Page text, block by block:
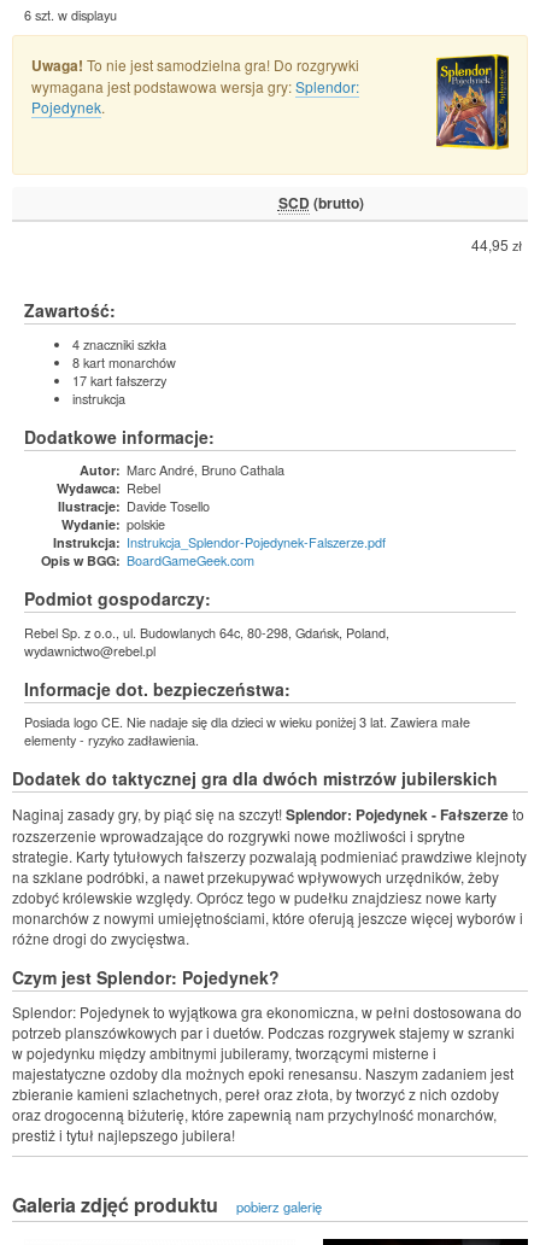
6 szt. w displayu
Uwaga! To nie jest samodzielna gra! Do rozgrywki
wymagana jest podstawowa wersja gry:Splendor:
Pojedynek.
SCD (brutto)
44,95 zł
Zawartość:
4 znaczniki szkła
8 kart monarchów
17 kart fałszerzy
instrukcja
Dodatkowe informacje:
Autor: Marc André, Bruno Cathala
Wydawca: Rebel
Ilustracje: Davide Tosello
Wydanie: polskie
Instrukcja: Instrukcja_Splendor-Pojedynek-Falszerze.pdf
Opis w BGG: BoardGameGeek.com
Podmiot gospodarczy:
Rebel Sp. z o.o., ul. Budowlanych 64c, 80-298, Gdańsk, Poland,
wydawnictwo@rebel.pl
Informacje dot. bezpieczeństwa:
Posiada logo CE. Nie nadaje się dla dzieci w wieku poniżej 3 lat. Zawiera małe
elementy - ryzyko zadławienia.
Dodatek do taktycznej gra dla dwóch mistrzów jubilerskich
Naginaj zasady gry, by piąć się na szczyt!Splendor: Pojedynek - Fałszerzeto
rozszerzenie wprowadzające do rozgrywki nowe możliwości i sprytne
strategie. Karty tytułowych fałszerzy pozwalają podmieniać prawdziwe klejnoty
na szklane podróbki, a nawet przekupywać wpływowych urzędników, żeby
zdobyć królewskie względy. Oprócz tego w pudełku znajdziesz nowe karty
monarchów z nowymi umiejętnościami, które oferują jeszcze więcej wyborów i
różne drogi do zwycięstwa.
Czym jest Splendor: Pojedynek?
Splendor: Pojedynek to wyjątkowa gra ekonomiczna, w pełni dostosowana do
potrzeb planszówkowych par i duetów. Podczas rozgrywek stajemy w szranki
w pojedynku między ambitnymi jubileramy, tworzącymi misterne i
majestatyczne ozdoby dla możnych epoki renesansu. Naszym zadaniem jest
zbieranie kamieni szlachetnych, pereł oraz złota, by tworzyć z nich ozdoby
oraz drogocenną biżuterię, które zapewnią nam przychylność monarchów,
prestiż i tytuł najlepszego jubilera!
Galeria zdjęć produktu pobierz galerię